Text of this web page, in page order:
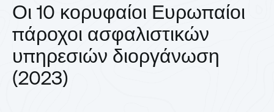
Οι 10 κορυφαίοι Ευρωπαίοι
πάροχοι ασφαλιστικών
υπηρεσιών διοργάνωση
(2023)